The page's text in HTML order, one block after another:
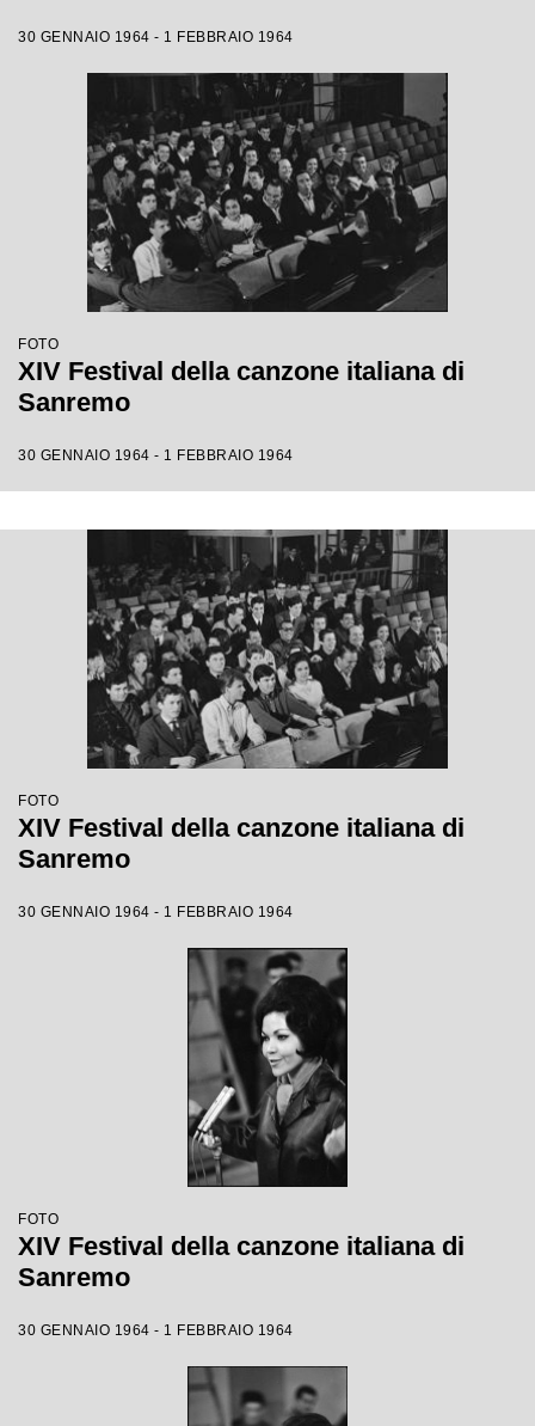
30 GENNAIO 1964 - 1 FEBBRAIO 1964
FOTO
XIV Festival della canzone italiana di
Sanremo
30 GENNAIO 1964 - 1 FEBBRAIO 1964
FOTO
XIV Festival della canzone italiana di
Sanremo
30 GENNAIO 1964 - 1 FEBBRAIO 1964
FOTO
XIV Festival della canzone italiana di
Sanremo
30 GENNAIO 1964 - 1 FEBBRAIO 1964